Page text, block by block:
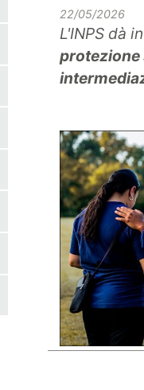
22/05/2026
L'INPS dà
protezione